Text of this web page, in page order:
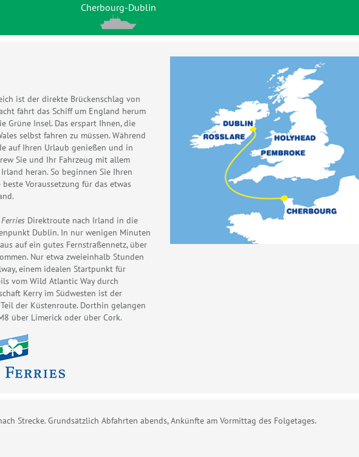
Cherbourg-Dublin
ist der direkte Brückenschlag von
fährt das Schiff um England herum
Grüne Insel. Das erspart Ihnen, die
selbst fahren zu müssen. Während
auf Ihren Urlaub genießen und in
Sie und Ihr Fahrzeug mit allem
heran. So beginnen Sie Ihren
Voraussetzung für das etwas
Direktroute nach Irland in die
Dublin. In nur wenigen Minuten
auf ein gutes Fernstraßennetz, über
Nur etwa zweieinhalb Stunden
einem idealen Startpunkt für
vom Wild Atlantic Way durch
Kerry im Südwesten ist der
der Küstenroute. Dorthin gelangen
über Limerick oder über Cork.
Strecke. Grundsätzlich Abfahrten abends, Ankünfte am Vormittag des Folgetages.